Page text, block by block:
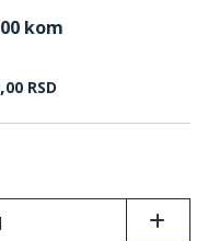
kom
00 RSD